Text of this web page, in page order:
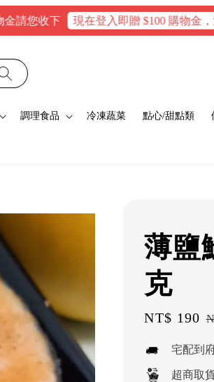
下 現在登入即贈 $100 購物金，消費滿
調理食品 冷凍蔬菜 點心/甜點類
薄鹽
克
Sale
NT$ 190
宅配到
超商取